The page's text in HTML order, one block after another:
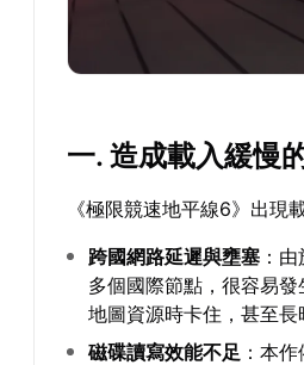
一. 造成載入緩慢
《極限競速地平線6》出現
跨國網路延遲與壅塞 ：
多個國際節點，很容易
地圖資源時卡住，甚至長
磁碟讀寫效能不足 ：本